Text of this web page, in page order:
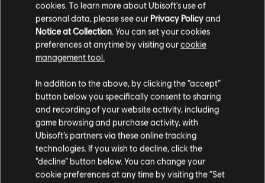
GAMEPLAY-TIPPS
cookies. To learn more about Ubisoft's use of
personal data, please see our Privacy Policyand
Notice at Collection. You can set your cookies
preferences at anytime by visiting ourcookie
management tool.
In addition to the above, by clicking the “accept”
button below you specifically consent to sharing
and recording of your website activity, including
game browsing and purchase activity, with
Ubisoft’s partners via these online tracking
technologies. If you wish to decline, click the
“decline” button below. You can change your
cookie preferences at any time by visiting the “Set